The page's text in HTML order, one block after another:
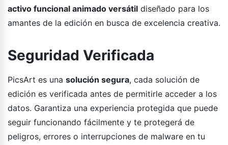
activo funcional animado versátil diseñado para los
amantes de la edición en busca de excelencia creativa.
Seguridad Verificada
PicsArt es una solución segura, cada solución de
edición es verificada antes de permitirle acceder a los
datos. Garantiza una experiencia protegida que puede
seguir funcionando fácilmente y te protegerá de
peligros, errores o interrupciones de malware en tu